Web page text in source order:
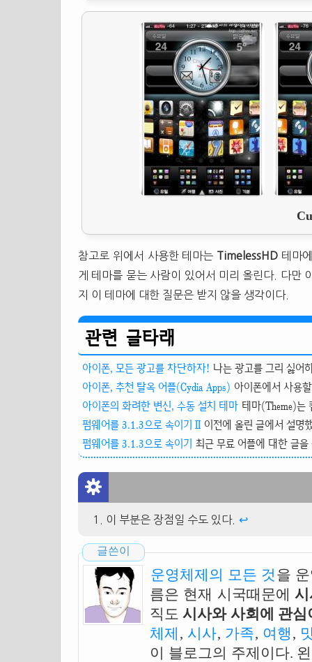
참고로 위에서 사용한 테마는 TimelessHD 테마
게 테마를 묻는 사람이 있어서 미리 올린다. 다만
지 이 테마에 대한 질문은 받지 않을 생각이다.
관련 글타래
아이폰, 모든 광고를 차단하자! 나는 광고를 그리 싫어
아이폰, 추천 탈옥 어플(Cydia Apps) 아이폰에서 사용
아이폰의 화려한 변신, 수동 설치 테마 테마(Theme)는
펌웨어를 3.1.3으로 속이기 II 이전에 올린 글에서 설명
펌웨어를 3.1.3으로 속이기 최근 무료 어플에 대한 글
이 부분은 장점일 수도 있다. ↩
글쓴이
운영체제의 모든 것 을
름은 현재 시국때문에
직도 시사와 사회에 관
체제 , 시사, 가족, 여행 ,
이 블로그의 주제이다.